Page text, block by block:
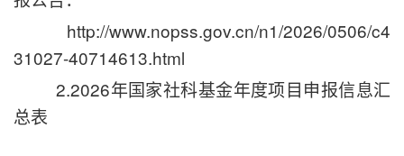
http://www.nopss.gov.cn/n1/2026/0506/c4
31027-40714613.html
2.2026年国家社科基金年度项目申报信息汇
总表